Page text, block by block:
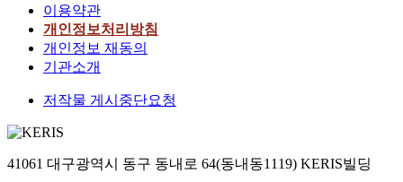
이용약관
개인정보처리방침
개인정보 재동의
기관소개
저작물 게시중단요청
41061 대구광역시 동구 동내로 64(동내동1119) KERIS빌딩